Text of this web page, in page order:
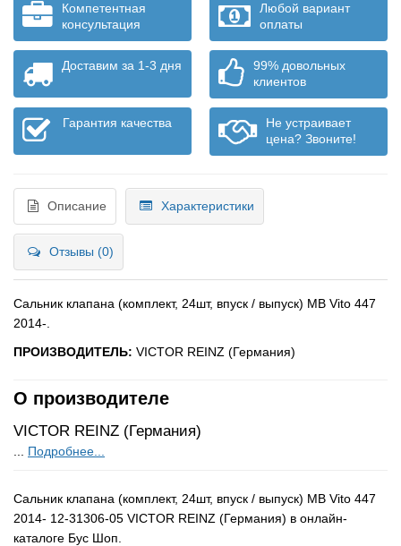
Компетентная
консультация
Любой вариант
оплаты
Доставим за 1-3 дня
99% довольных
клиентов
Гарантия качества
Не устраивает
цена? Звоните!
Описание Характеристики
Отзывы (0)
Сальник клапана (комплект, 24шт, впуск / выпуск) MB Vito 447
2014-.
ПРОИЗВОДИТЕЛЬ: VICTOR REINZ (Германия)
О производителе
VICTOR REINZ (Германия)
Подробнее...
Сальник клапана (комплект, 24шт, впуск / выпуск) MB Vito 447
2014- 12-31306-05 VICTOR REINZ (Германия) в онлайн-
каталоге Бус Шоп.